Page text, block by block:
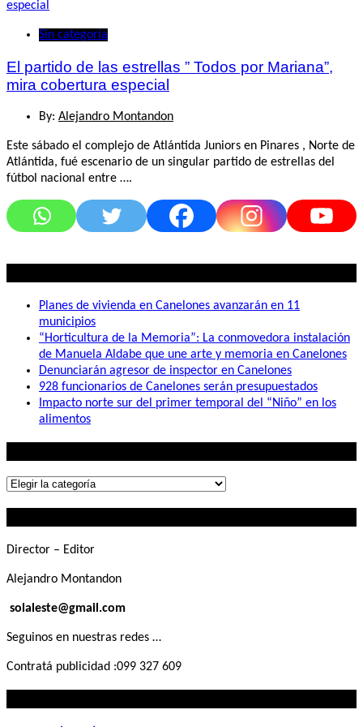
Sin categoría
El partido de las estrellas ” Todos por Mariana”,
mira cobertura especial
By: Alejandro Montandon
Este sábado el complejo de Atlántida Juniors en Pinares , Norte de
Atlántida, fué escenario de un singular partido de estrellas del
fútbol nacional entre ….
Planes de vivienda en Canelones avanzarán en 11
municipios
“Horticultura de la Memoria”: La conmovedora instalación
de Manuela Aldabe que une arte y memoria en Canelones
Denunciarán agresor de inspector en Canelones
928 funcionarios de Canelones serán presupuestados
Impacto norte sur del primer temporal del “Niño” en los
alimentos
Lo
Director – Editor
Alejandro Montandon
solaleste@gmail.com
Seguinos en nuestras redes …
Contratá publicidad :099 327 609